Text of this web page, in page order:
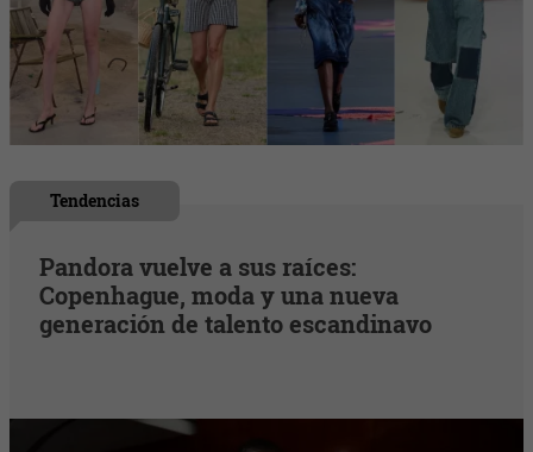
Tendencias
Pandora vuelve a sus raíces:
Copenhague, moda y una nueva
generación de talento escandinavo